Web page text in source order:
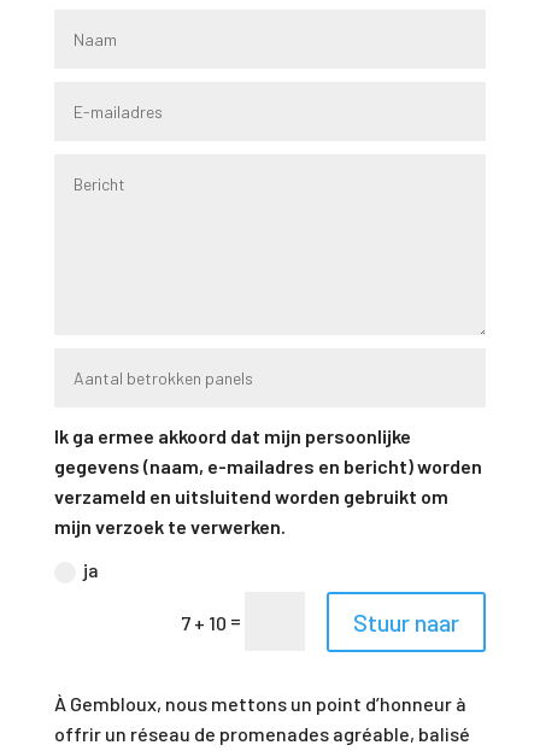
Ik ga ermee akkoord dat mijn persoonlijke
gegevens (naam, e-mailadres en bericht) worden
verzameld en uitsluitend worden gebruikt om
mijn verzoek te verwerken.
ja
7 + 10 = Stuur naar
À Gembloux, nous mettons un point d’honneur à
offrir un réseau de promenades agréable, balisé